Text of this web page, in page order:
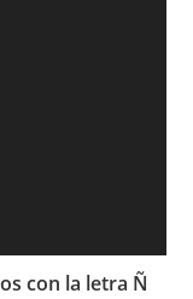
con la letra Ñ